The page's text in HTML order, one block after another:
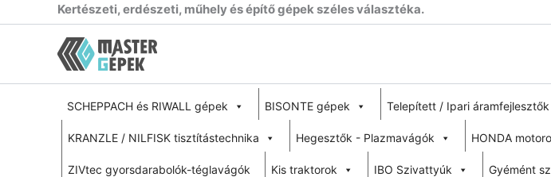
Kertészeti, erdészeti, műhely és építő gépek széles választéka.
SCHEPPACH és RIWALL gépek BISONTE gépek Telepített / Ipari áramfejlesztők
KRANZLE / NILFISK tisztítástechnika Hegesztők - Plazmavágók HONDA
ZIVtec gyorsdarabolók-téglavágók Kis traktorok IBO Szivattyúk Gyémént